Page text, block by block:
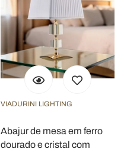
VIADURINI LIGHTING
Abajur de mesa em ferro
dourado e cristal com